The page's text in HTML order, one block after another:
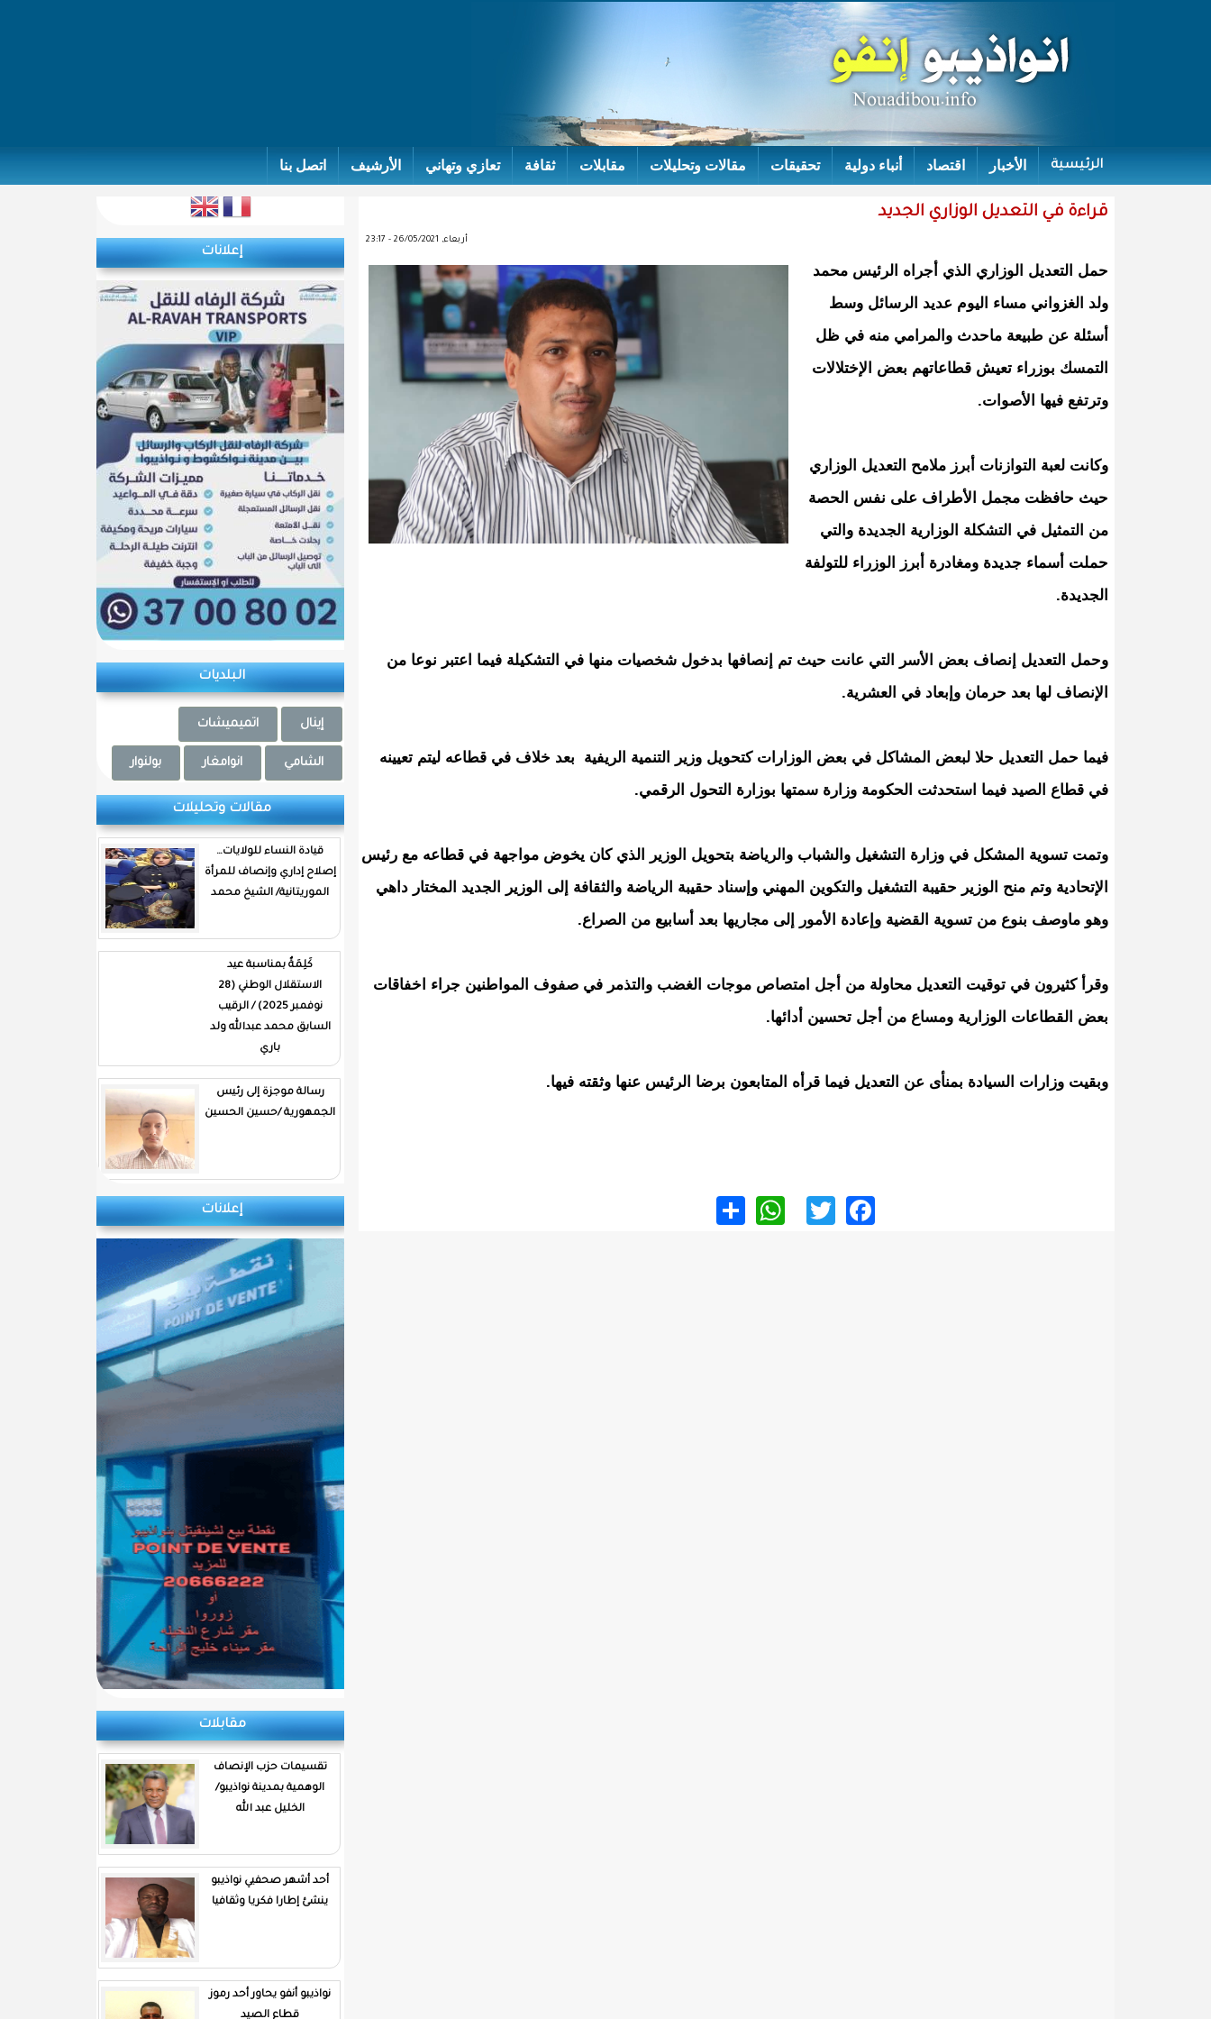
الرئيسية الأخبار اقتصاد أنباء دولية تحقيقات مقالات وتحليلات مقابلات ثقافة تعازي وتهاني الأرشيف اتصل بنا
قراءة في التعديل الوزاري الجديد
أربعاء, 26/05/2021 - 23:17
حمل التعديل الوزاري الذي أجراه الرئيس محمد
ولد الغزواني مساء اليوم عديد الرسائل وسط
أسئلة عن طبيعة ماحدث والمرامي منه في ظل
التمسك بوزراء تعيش قطاعاتهم بعض الإختلالات
وترتفع فيها الأصوات.
وكانت لعبة التوازنات أبرز ملامح التعديل الوزاري
حيث حافظت مجمل الأطراف على نفس الحصة
من التمثيل في التشكلة الوزارية الجديدة والتي
حملت أسماء جديدة ومغادرة أبرز الوزراء للتولفة
الجديدة.
وحمل التعديل إنصاف بعض الأسر التي عانت حيث تم إنصافها بدخول شخصيات منها في التشكيلة فيما اعتبر نوعا من
الإنصاف لها بعد حرمان وإبعاد في العشرية.
فيما حمل التعديل حلا لبعض المشاكل في بعض الوزارات كتحويل وزير التنمية الريفية بعد خلاف في قطاعه ليتم تعيينه
في قطاع الصيد فيما استحدثت الحكومة وزارة سمتها بوزارة التحول الرقمي.
وتمت تسوية المشكل في وزارة التشغيل والشباب والرياضة بتحويل الوزير الذي كان يخوض مواجهة في قطاعه مع رئيس
الإتحادية وتم منح الوزير حقيبة التشغيل والتكوين المهني وإسناد حقيبة الرياضة والثقافة إلى الوزير الجديد المختار داهي
وهو ماوصف بنوع من تسوية القضية وإعادة الأمور إلى مجاريها بعد أسابيع من الصراع.
وقرأ كثيرون في توقيت التعديل محاولة من أجل امتصاص موجات الغضب والتذمر في صفوف المواطنين جراء اخفاقات
بعض القطاعات الوزارية ومساع من أجل تحسين أدائها.
وبقيت وزارات السيادة بمنأى عن التعديل فيما قرأه المتابعون برضا الرئيس عنها وثقته فيها.
Facebook
Twitter
WhatsApp
إعلانات
البلديات
إينال اتميميشات
الشامي انوامغار بولنوار
مقالات وتحليلات
قيادة النساء للولايات…
إصلاح إداري وإنصاف للمرأة
الموريتانية/ الشيخ محمد
كَلِمَةٌ بمناسبة عيد
الاستقلال الوطني (28
نوفمبر 2025) / الرقيب
السابق محمد عبدالله ولد
باري
رسالة موجزة إلى رئيس
الجمهورية /حسين الحسين
إعلانات
مقابلات
تقسيمات حزب الإنصاف
الوهمية بمدينة نواذيبو/
الخليل عبد الله
أحد أشهر صحفيي نواذيبو
ينشئ إطارا فكريا وثقافيا
نواذيبو أنفو يحاور أحد رموز
قطاع الصيد